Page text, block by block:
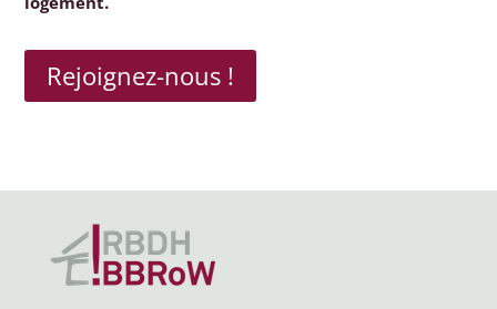
Rejoignez-nous !